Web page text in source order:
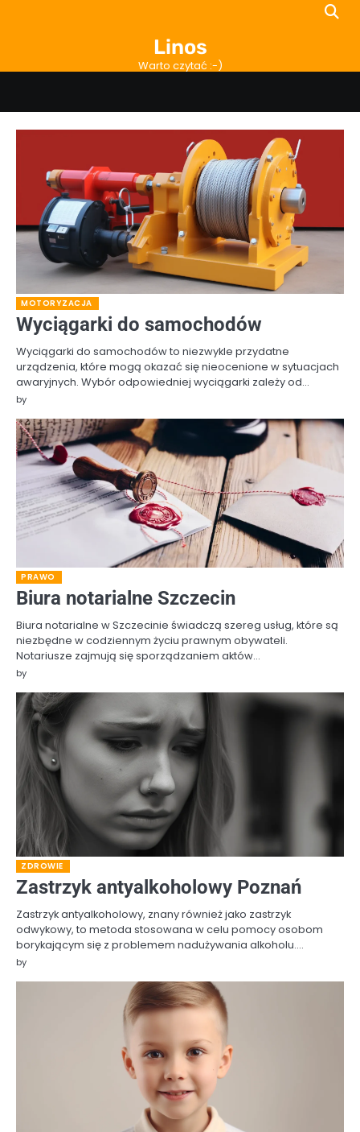
Linos
Warto czytać :-)
MOTORYZACJA
Wyciągarki do samochodów
Wyciągarki do samochodów to niezwykle przydatne
urządzenia, które mogą okazać się nieocenione w sytuacjach
awaryjnych. Wybór odpowiedniej wyciągarki zależy od…
by
PRAWO
Biura notarialne Szczecin
Biura notarialne w Szczecinie świadczą szereg usług, które są
niezbędne w codziennym życiu prawnym obywateli.
Notariusze zajmują się sporządzaniem aktów…
by
ZDROWIE
Zastrzyk antyalkoholowy Poznań
Zastrzyk antyalkoholowy, znany również jako zastrzyk
odwykowy, to metoda stosowana w celu pomocy osobom
borykającym się z problemem nadużywania alkoholu.…
by